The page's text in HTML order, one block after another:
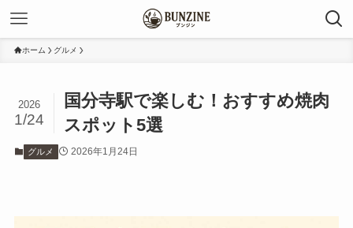
ホーム グルメ
国分寺駅で楽しむ！おすすめ焼肉
スポット5選
2026
1/24
グルメ 2026年1月24日